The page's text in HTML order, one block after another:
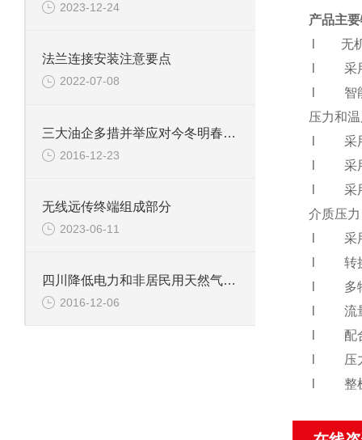
2023-12-24
法兰连接安装注意要点
2022-07-08
三大油企多措并举应对今冬明春天然气供需矛盾
2016-12-23
无线远传终端组成部分
2023-06-11
四川降低电力和非居民用天然气价格
2016-12-06
产品主
无
采
智
压力和
采
采
采
介质压
采
转
多
流
配
压
整